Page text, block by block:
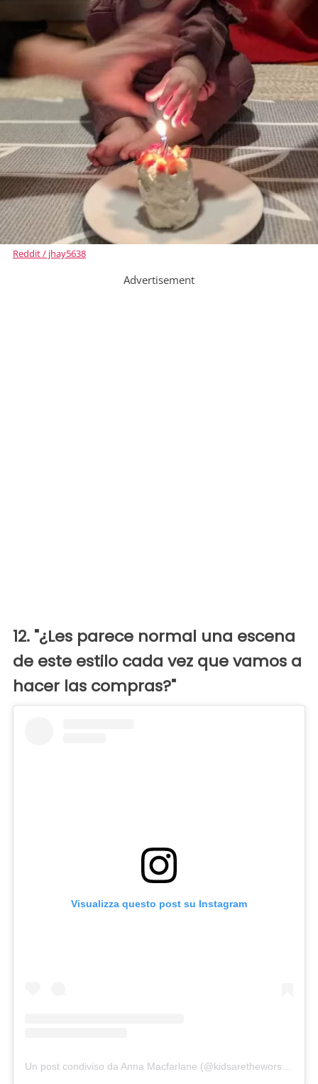
Reddit / jhay5638
Advertisement
12. "¿Les parece normal una escena
de este estilo cada vez que vamos a
hacer las compras?"
Visualizza questo post su Instagram